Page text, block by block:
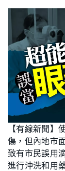
【有線新聞】
傷，但內地市
致有市民誤用
進行沖洗和用